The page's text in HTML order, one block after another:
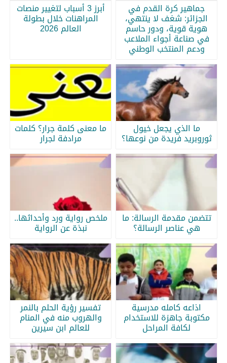
جماهير كرة القدم في
الجزائر: شغف لا ينتهي،
هوية قوية، ودور حاسم
في صناعة أجواء الملاعب
ودعم المنتخب الوطني
أبرز 3 أسباب لتغيير منصات
المراهنات خلال بطولة
العالم 2026
ما الذي يجعل خيول
ثوروبريد فريدة من نوعها؟
ما معنى كلمة جرار؟ كلمات
مرادفة لجرار
تتضمن مقدمة الرسالة: ما
هي عناصر الرسالة؟
ملخص رواية ورد وأحداثها..
نبذة عن الرواية
اذاعه كامله مدرسية
مكتوبة جاهزة للاستخدام
لكافة المراحل
تفسير رؤية الحلم بالنمر
والهروب منه في المنام
للعالم ابن سيرين